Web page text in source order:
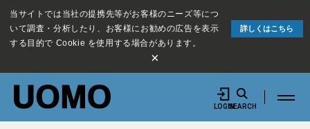
当サイトでは当社の提携先等がお客様のニーズ等につ
いて調査・分析したり、お客様にお勧めの広告を表示
する目的で Cookie を使用する場合があります。
詳しくはこちら
×
LOGINSEARCH